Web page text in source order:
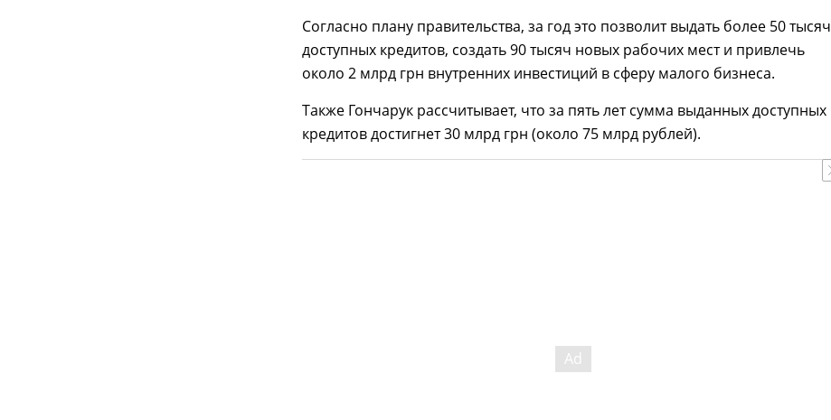
Согласно плану правительства, за год это позволит выдать более 50 тысяч
доступных кредитов, создать 90 тысяч новых рабочих мест и привлечь
около 2 млрд грн внутренних инвестиций в сферу малого бизнеса.
Также Гончарук рассчитывает, что за пять лет сумма выданных доступных
кредитов достигнет 30 млрд грн (около 75 млрд рублей).